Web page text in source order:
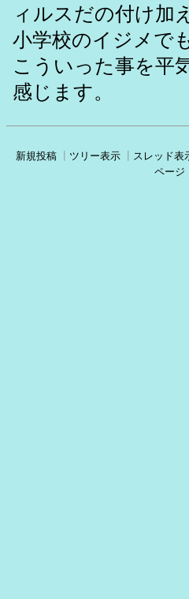
ィルスだの付け加
小学校のイジメで
こういった事を平
感じます。
新規投稿
ツリー表示 スレッド表
ページ